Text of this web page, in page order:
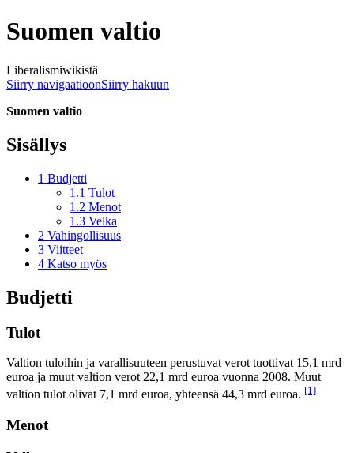
Suomen valtio
Liberalismiwikistä
Siirry navigaatioonSiirry hakuun
Suomen valtio
Sisällys
1 Budjetti
1.1 Tulot
1.2 Menot
1.3 Velka
2 Vahingollisuus
3 Viitteet
4 Katso myös
Budjetti
Tulot
Valtion tuloihin ja varallisuuteen perustuvat verot tuottivat 15,1 mrd
euroa ja muut valtion verot 22,1 mrd euroa vuonna 2008. Muut
valtion tulot olivat 7,1 mrd euroa, yhteensä 44,3 mrd euroa. [1]
Menot